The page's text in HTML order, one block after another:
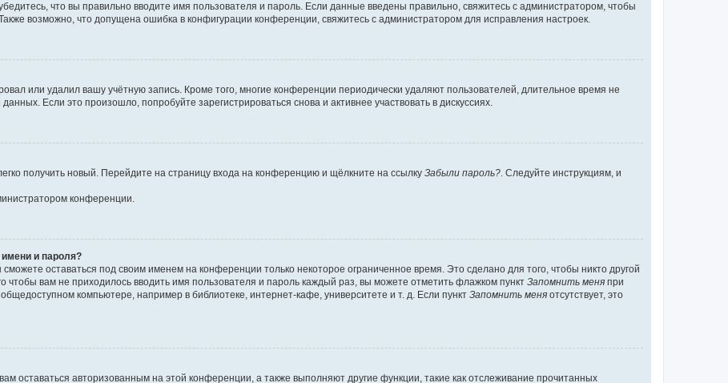
что вы правильно вводите имя пользователя и пароль. Если данные введены правильно, свяжитесь с администратором, чтобы
возможно, что допущена ошибка в конфигурации конференции, свяжитесь с администратором для исправления настроек.
или удалил вашу учётную запись. Кроме того, многие конференции периодически удаляют пользователей, длительное время не
Если это произошло, попробуйте зарегистрироваться снова и активнее участвовать в дискуссиях.
получить новый. Перейдите на страницу входа на конференцию и щёлкните на ссылку Забыли пароль?. Следуйте инструкциям, и
конференции.
и пароля?
сможете оставаться под своим именем на конференции только некоторое ограниченное время. Это сделано для того, чтобы никто другой
чтобы вам не приходилось вводить имя пользователя и пароль каждый раз, вы можете отметить флажком пункт Запомнить меня при
компьютере, например в библиотеке, интернет-кафе, университете и т. д. Если пункт Запомнить меня отсутствует, это
оставаться авторизованным на этой конференции, а также выполняют другие функции, такие как отслеживание прочитанных